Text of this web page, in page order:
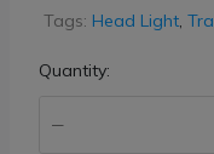
Tags: Head Light,
Quantity: